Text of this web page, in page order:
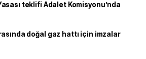
teklifi Adalet Komisyonu’nda
doğal gaz hattı için imzalar